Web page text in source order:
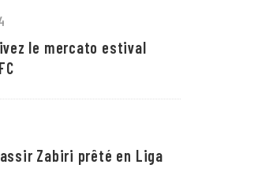
le mercato estival
Zabiri prêté en Liga